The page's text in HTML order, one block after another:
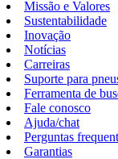
Missão e Valores
Sustentabilidade
Inovação
Notícias
Carreiras
Suporte para
Ferramenta de
Fale conosco
Ajuda/chat
Perguntas
Garantias